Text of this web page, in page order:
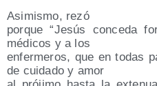
Asi­mis­mo, rezó
por­que “Jesús con­ce­da
médi­cos y a los
enfer­me­ros, que en todas
de cui­da­do y amor